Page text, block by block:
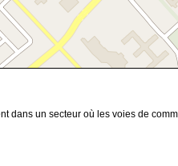
dans un secteur où les voies de